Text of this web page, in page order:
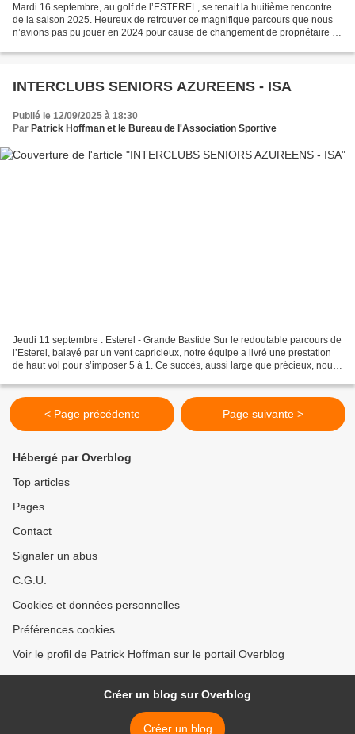
Mardi 16 septembre, au golf de l’ESTEREL, se tenait la huitième rencontre
de la saison 2025. Heureux de retrouver ce magnifique parcours que nous
n’avions pas pu jouer en 2024 pour cause de changement de propriétaire et
INTERCLUBS SENIORS AZUREENS - ISA
Publié le 12/09/2025 à 18:30
Par Patrick Hoffman et le Bureau de l'Association Sportive
Jeudi 11 septembre : Esterel - Grande Bastide Sur le redoutable parcours de
l’Esterel, balayé par un vent capricieux, notre équipe a livré une prestation
de haut vol pour s’imposer 5 à 1. Ce succès, aussi large que précieux, nous
< Page précédente Page suivante >
Hébergé par Overblog
Top articles
Pages
Contact
Signaler un abus
C.G.U.
Cookies et données personnelles
Préférences cookies
Voir le profil de Patrick Hoffman sur le portail Overblog
Créer un blog sur Overblog
Créer un blog